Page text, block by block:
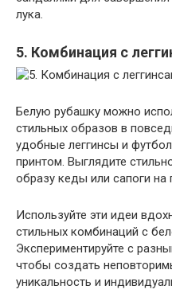
лука.
5. Комбинация с
Белую рубашку можно
стильных образов в
удобные леггинсы и
принтом. Выглядите
образу кеды или сапоги
Используйте эти идеи
стильных комбинаций с
Экспериментируйте с
чтобы создать
уникальность и